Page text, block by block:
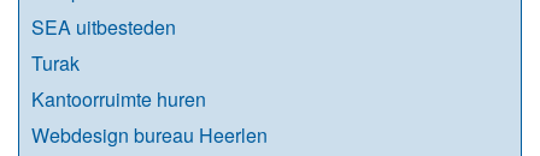
SEA uitbesteden
Turak
Kantoorruimte huren
Webdesign bureau Heerlen